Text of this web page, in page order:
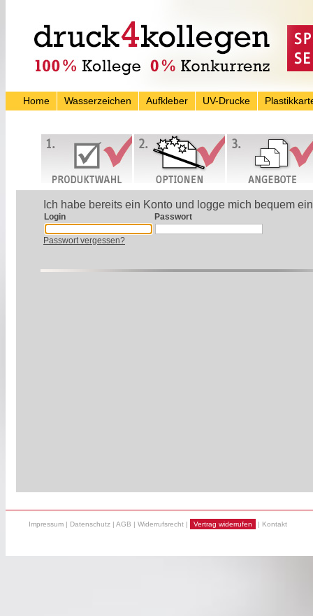
Home Wasserzeichen Aufkleber UV-Drucke
Ich habe bereits ein Konto und logge mich bequem
Login Passwort
Passwort vergessen?
Impressum | Datenschutz | AGB | Widerrufsrecht | Vertrag widerrufen | Kontakt